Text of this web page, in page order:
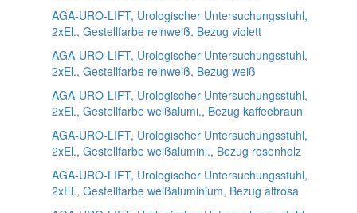
AGA-URO-LIFT, Urologischer Untersuchungsstuhl,
2xEl., Gestellfarbe reinweiß, Bezug violett
AGA-URO-LIFT, Urologischer Untersuchungsstuhl,
2xEl., Gestellfarbe reinweiß, Bezug weiß
AGA-URO-LIFT, Urologischer Untersuchungsstuhl,
2xEl., Gestellfarbe weißalumi., Bezug kaffeebraun
AGA-URO-LIFT, Urologischer Untersuchungsstuhl,
2xEl., Gestellfarbe weißalumini., Bezug rosenholz
AGA-URO-LIFT, Urologischer Untersuchungsstuhl,
2xEl., Gestellfarbe weißaluminium, Bezug altrosa